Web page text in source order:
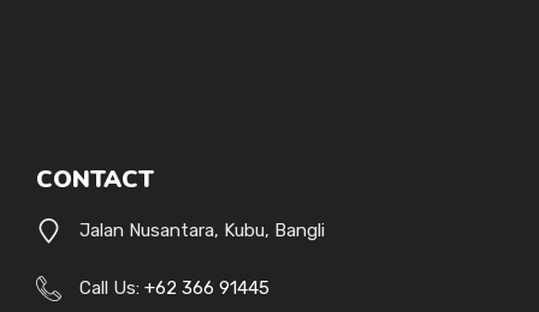
CONTACT
Jalan Nusantara, Kubu, Bangli
Call Us: +62 366 91445